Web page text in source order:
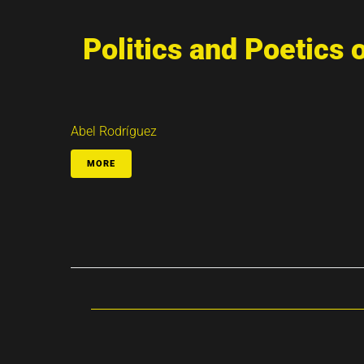
Politics and Poetics
Abel Rodríguez
MORE